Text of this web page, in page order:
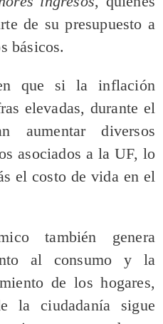
de su presupuesto a
básicos.
que si la inflación
elevadas, durante el
aumentar diversos
asociados a la UF, lo
el costo de vida en el
también genera
al consumo y la
de los hogares,
la ciudadanía sigue